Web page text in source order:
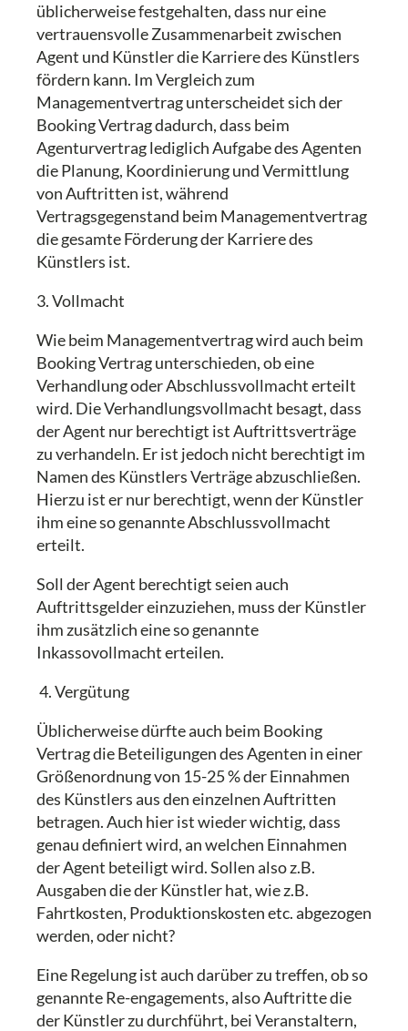
üblicherweise festgehalten, dass nur eine
vertrauensvolle Zusammenarbeit zwischen
Agent und Künstler die Karriere des Künstlers
fördern kann. Im Vergleich zum
Managementvertrag unterscheidet sich der
Booking Vertrag dadurch, dass beim
Agenturvertrag lediglich Aufgabe des Agenten
die Planung, Koordinierung und Vermittlung
von Auftritten ist, während
Vertragsgegenstand beim Managementvertrag
die gesamte Förderung der Karriere des
Künstlers ist.
3. Vollmacht
Wie beim Managementvertrag wird auch beim
Booking Vertrag unterschieden, ob eine
Verhandlung oder Abschlussvollmacht erteilt
wird. Die Verhandlungsvollmacht besagt, dass
der Agent nur berechtigt ist Auftrittsverträge
zu verhandeln. Er ist jedoch nicht berechtigt im
Namen des Künstlers Verträge abzuschließen.
Hierzu ist er nur berechtigt, wenn der Künstler
ihm eine so genannte Abschlussvollmacht
erteilt.
Soll der Agent berechtigt seien auch
Auftrittsgelder einzuziehen, muss der Künstler
ihm zusätzlich eine so genannte
Inkassovollmacht erteilen.
4. Vergütung
Üblicherweise dürfte auch beim Booking
Vertrag die Beteiligungen des Agenten in einer
Größenordnung von 15-25 % der Einnahmen
des Künstlers aus den einzelnen Auftritten
betragen. Auch hier ist wieder wichtig, dass
genau definiert wird, an welchen Einnahmen
der Agent beteiligt wird. Sollen also z.B.
Ausgaben die der Künstler hat, wie z.B.
Fahrtkosten, Produktionskosten etc. abgezogen
werden, oder nicht?
Eine Regelung ist auch darüber zu treffen, ob so
genannte Re-engagements, also Auftritte die
der Künstler zu durchführt, bei Veranstaltern,